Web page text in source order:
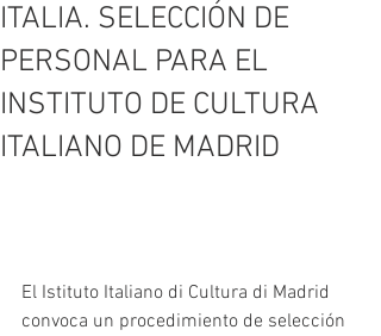
ITALIA. SELECCIÓN DE
PERSONAL PARA EL
INSTITUTO DE CULTURA
ITALIANO DE MADRID
El Istituto Italiano di Cultura di Madrid
convoca un procedimiento de selección